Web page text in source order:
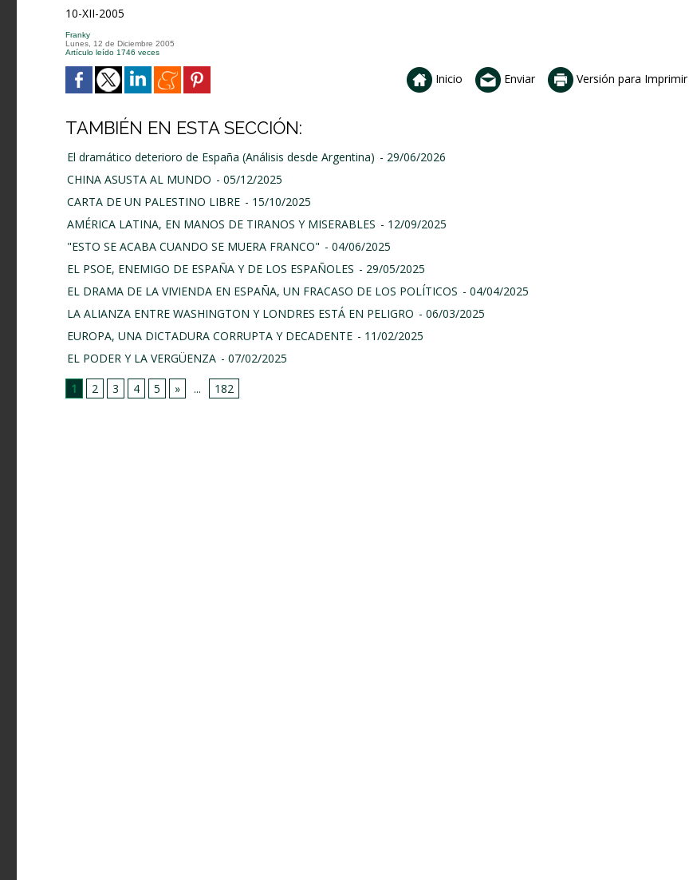
10-XII-2005
Franky
Lunes, 12 de Diciembre 2005
Artículo leído 1746 veces
Inicio Enviar Versión para Imprimir
TAMBIÉN EN ESTA SECCIÓN:
El dramático deterioro de España (Análisis desde Argentina) - 29/06/2026
CHINA ASUSTA AL MUNDO - 05/12/2025
CARTA DE UN PALESTINO LIBRE - 15/10/2025
AMÉRICA LATINA, EN MANOS DE TIRANOS Y MISERABLES - 12/09/2025
"ESTO SE ACABA CUANDO SE MUERA FRANCO" - 04/06/2025
EL PSOE, ENEMIGO DE ESPAÑA Y DE LOS ESPAÑOLES - 29/05/2025
EL DRAMA DE LA VIVIENDA EN ESPAÑA, UN FRACASO DE LOS POLÍTICOS - 04/04/2025
LA ALIANZA ENTRE WASHINGTON Y LONDRES ESTÁ EN PELIGRO - 06/03/2025
EUROPA, UNA DICTADURA CORRUPTA Y DECADENTE - 11/02/2025
EL PODER Y LA VERGÜENZA - 07/02/2025
1
2 3 4 5 » ... 182